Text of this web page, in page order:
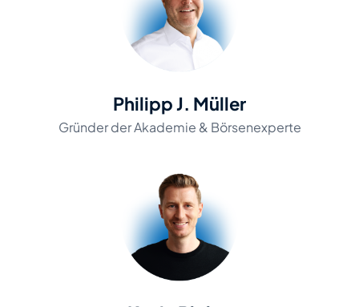
Philipp J. Müller
Gründer der Akademie & Börsenexperte